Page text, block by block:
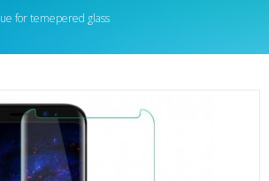
for temepered glass